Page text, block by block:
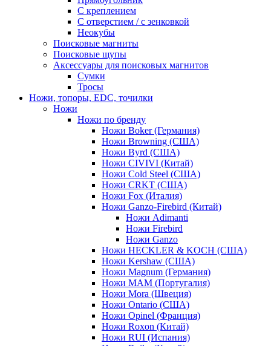
С креплением
С отверстием / с зенковкой
Неокубы
Поисковые магниты
Поисковые щупы
Аксессуары для поисковых магнитов
Сумки
Тросы
Ножи, топоры, EDC, точилки
Ножи
Ножи по бренду
Ножи Boker (Германия)
Ножи Browning (США)
Ножи Byrd (США)
Ножи CIVIVI (Китай)
Ножи Cold Steel (США)
Ножи CRKT (США)
Ножи Fox (Италия)
Ножи Ganzo-Firebird (Китай)
Ножи Adimanti
Ножи Firebird
Ножи Ganzo
Ножи HECKLER & KOCH (США)
Ножи Kershaw (США)
Ножи Magnum (Германия)
Ножи MAM (Португалия)
Ножи Mora (Швеция)
Ножи Ontario (США)
Ножи Opinel (Франция)
Ножи Roxon (Китай)
Ножи RUI (Испания)